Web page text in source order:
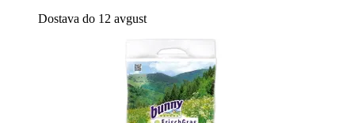
Dostava do 12 avgust